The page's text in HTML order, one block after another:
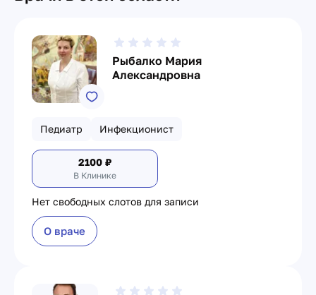
Рыбалко Мария
Александровна
Педиатр Инфекционист
2100 ₽
В Клинике
Нет свободных слотов для записи
О враче